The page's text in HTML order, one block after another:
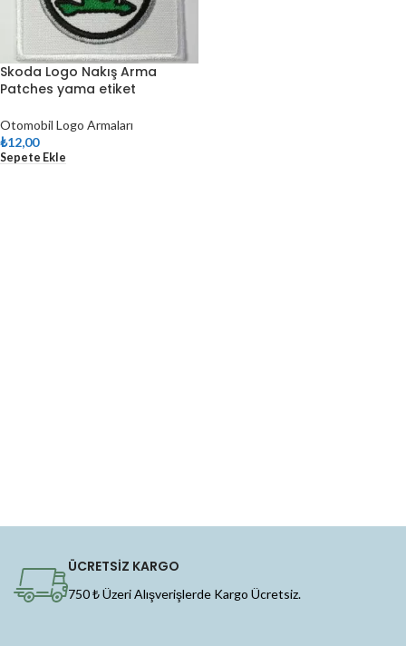
Skoda Logo Nakış Arma
Patches yama etiket
Otomobil Logo Armaları
₺12,00
Sepete Ekle
ÜCRETSİZ KARGO
750 ₺ Üzeri Alışverişlerde Kargo Ücretsiz.